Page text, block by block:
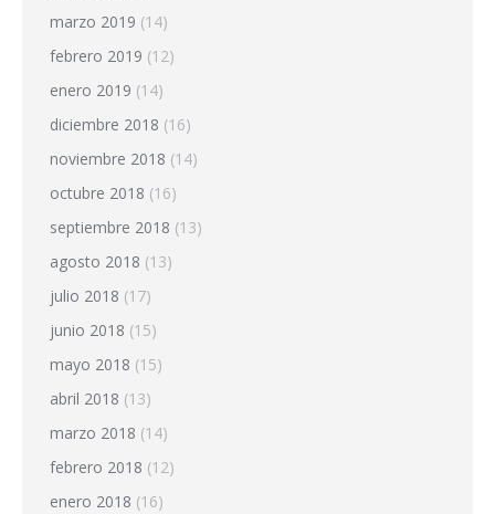
marzo 2019 (14)
febrero 2019 (12)
enero 2019 (14)
diciembre 2018 (16)
noviembre 2018 (14)
octubre 2018 (16)
septiembre 2018 (13)
agosto 2018 (13)
julio 2018 (17)
junio 2018 (15)
mayo 2018 (15)
abril 2018 (13)
marzo 2018 (14)
febrero 2018 (12)
enero 2018 (16)